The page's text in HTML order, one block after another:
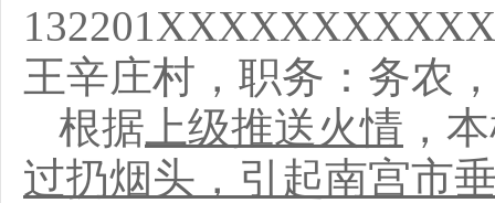
王辛庄村，职务：务农
根据 上级推送火情 ，
过扔烟头，引起南宫市